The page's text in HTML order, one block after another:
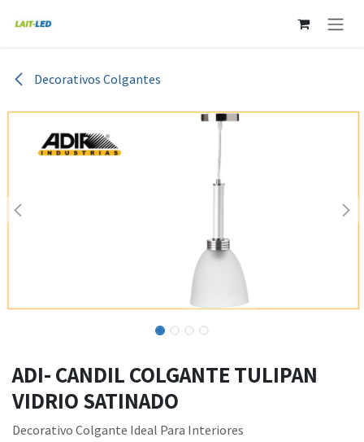
Decorativos Colgantes
ADI- CANDIL COLGANTE TULIPAN
VIDRIO SATINADO
Decorativo Colgante Ideal Para Interiores